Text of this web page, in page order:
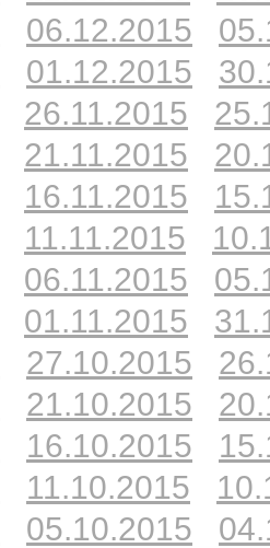
06.12.2015
01.12.2015
26.11.2015
21.11.2015
16.11.2015
11.11.2015
06.11.2015
01.11.2015
27.10.2015
21.10.2015
16.10.2015
11.10.2015
05.10.2015